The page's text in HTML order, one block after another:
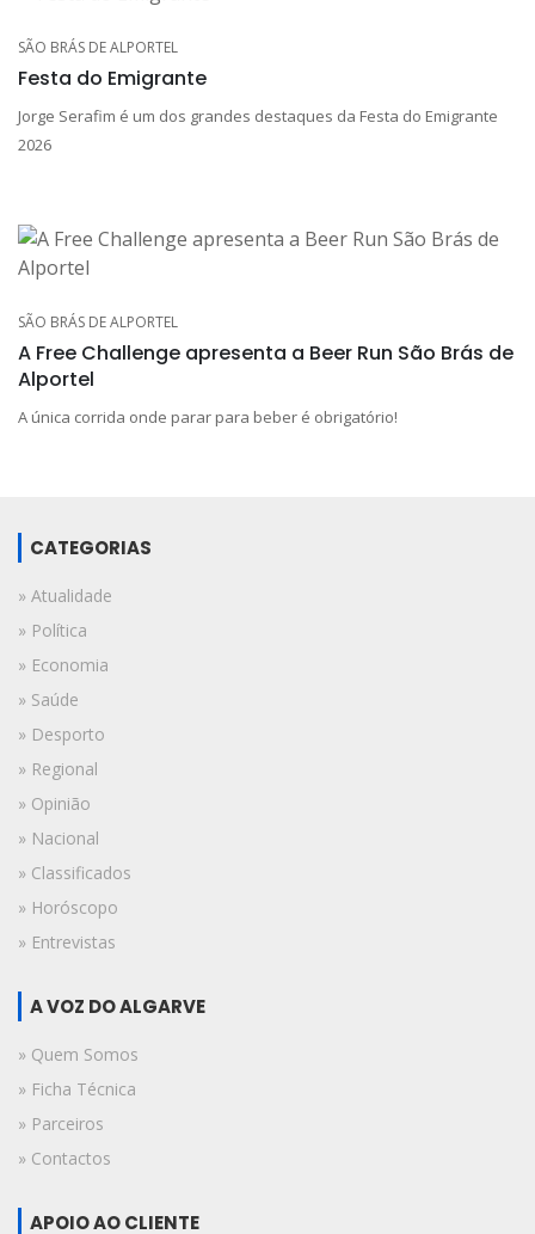
SÃO BRÁS DE ALPORTEL
Festa do Emigrante
Jorge Serafim é um dos grandes destaques da Festa do Emigrante
2026
SÃO BRÁS DE ALPORTEL
A Free Challenge apresenta a Beer Run São Brás de
Alportel
A única corrida onde parar para beber é obrigatório!
CATEGORIAS
» Atualidade
» Política
» Economia
» Saúde
» Desporto
» Regional
» Opinião
» Nacional
» Classificados
» Horóscopo
» Entrevistas
A VOZ DO ALGARVE
» Quem Somos
» Ficha Técnica
» Parceiros
» Contactos
APOIO AO CLIENTE